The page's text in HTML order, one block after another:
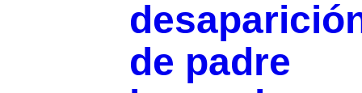
de padre